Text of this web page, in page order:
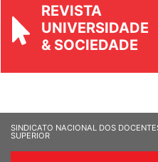
REVISTA
UNIVERSIDADE
& SOCIEDADE
SINDICATO NACIONAL DOS
SUPERIOR